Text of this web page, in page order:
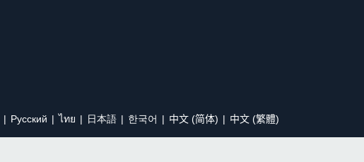
Ρусский ไทย 日本語 한국어 中文 (简体) 中文 (繁體)